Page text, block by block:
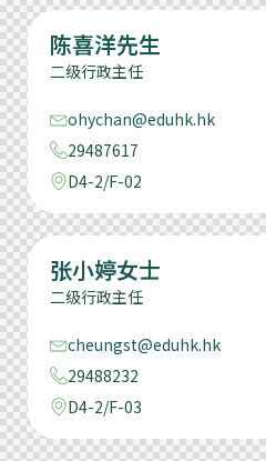
陈喜洋先生
二级行政主任
ohychan@eduhk.hk
29487617
D4-2/F-02
张小婷女士
二级行政主任
cheungst@eduhk.hk
29488232
D4-2/F-03